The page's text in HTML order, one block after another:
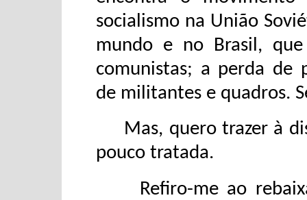
socialismo na União
mundo e no Brasil,
comunistas; a perda de
de militantes e quadros.
Mas, quero trazer à
pouco tratada.
Refiro-me ao